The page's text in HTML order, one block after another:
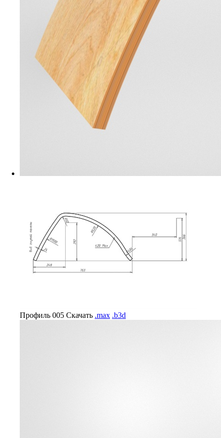
Профиль 005 Скачать .max .b3d